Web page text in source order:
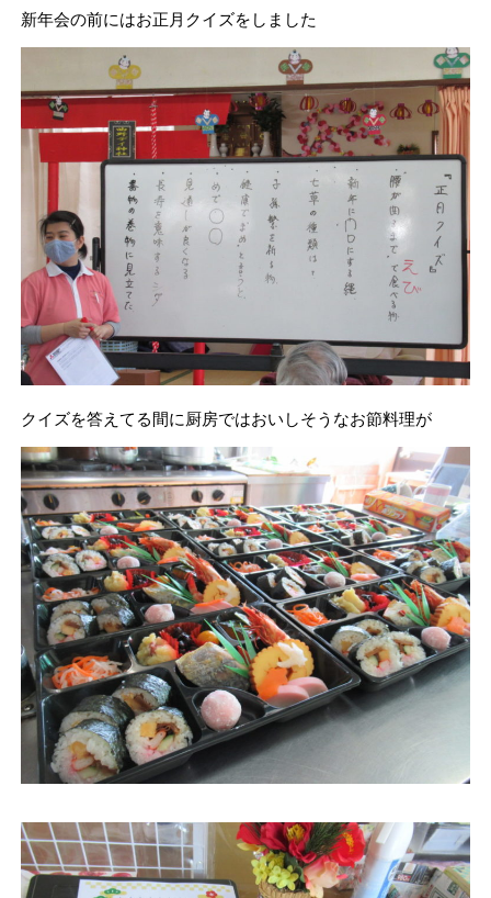
新年会の前にはお正月クイズをしました
クイズを答えてる間に厨房ではおいしそうなお節料理が